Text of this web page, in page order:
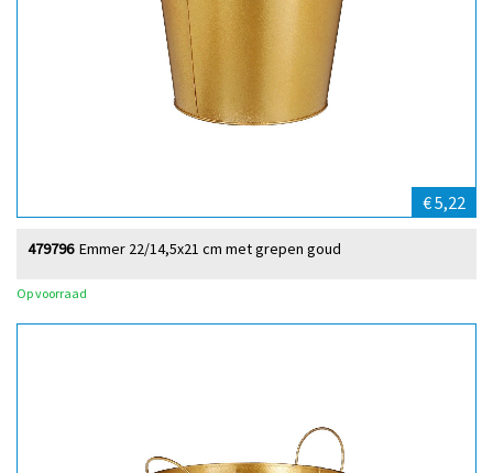
€ 5,22
Emmer 22/14,5x21 cm met grepen goud
479796
Op voorraad